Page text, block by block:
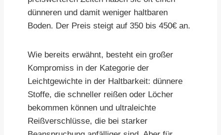
dünneren und damit weniger haltbaren
Boden. Der Preis steigt auf 350 bis 450€ an.
Wie bereits erwähnt, besteht ein großer
Kompromiss in der Kategorie der
Leichtgewichte in der Haltbarkeit: dünnere
Stoffe, die schneller reißen oder Löcher
bekommen können und ultraleichte
Reißverschlüsse, die bei starker